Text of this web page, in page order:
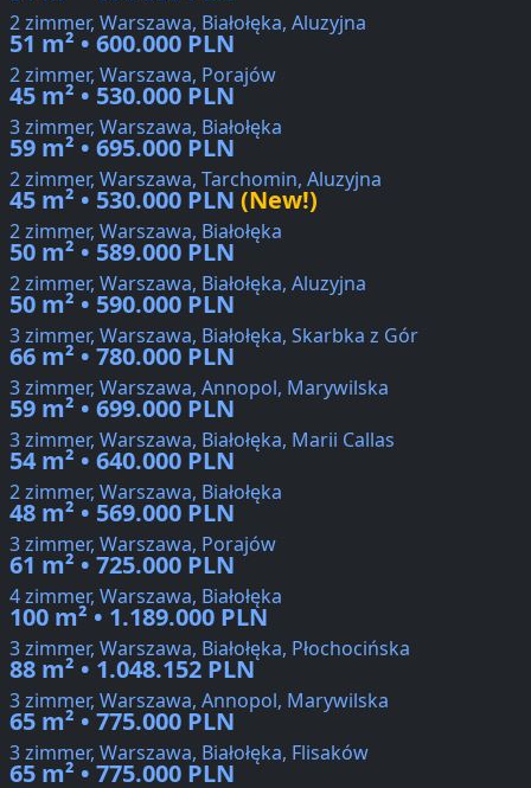
2 zimmer, Warszawa, Białołęka, Aluzyjna
51 m² • 600.000 PLN
2 zimmer, Warszawa, Porajów
45 m² • 530.000 PLN
3 zimmer, Warszawa, Białołęka
59 m² • 695.000 PLN
2 zimmer, Warszawa, Tarchomin, Aluzyjna
45 m² • 530.000 PLN (New!)
2 zimmer, Warszawa, Białołęka
50 m² • 589.000 PLN
2 zimmer, Warszawa, Białołęka, Aluzyjna
50 m² • 590.000 PLN
3 zimmer, Warszawa, Białołęka, Skarbka z Gór
66 m² • 780.000 PLN
3 zimmer, Warszawa, Annopol, Marywilska
59 m² • 699.000 PLN
3 zimmer, Warszawa, Białołęka, Marii Callas
54 m² • 640.000 PLN
2 zimmer, Warszawa, Białołęka
48 m² • 569.000 PLN
3 zimmer, Warszawa, Porajów
61 m² • 725.000 PLN
4 zimmer, Warszawa, Białołęka
100 m² • 1.189.000 PLN
3 zimmer, Warszawa, Białołęka, Płochocińska
88 m² • 1.048.152 PLN
3 zimmer, Warszawa, Annopol, Marywilska
65 m² • 775.000 PLN
3 zimmer, Warszawa, Białołęka, Flisaków
65 m² • 775.000 PLN